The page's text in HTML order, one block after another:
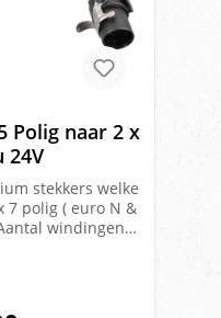
Polig naar 2 x
24V
stekkers welke
7 polig ( euro N &
windingen: